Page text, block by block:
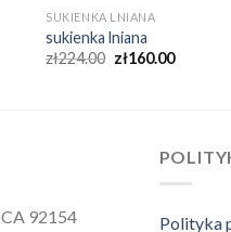
SUKIENKA LNIANA
sukienka lniana
zł224.00 zł160.00
92154 Polityka